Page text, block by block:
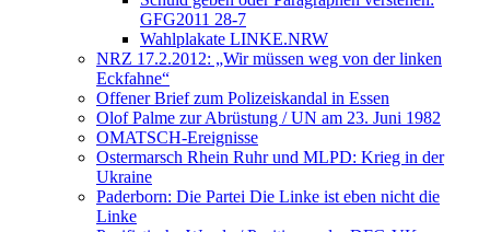
GFG2011 28-7
Wahlplakate LINKE.NRW
NRZ 17.2.2012: „Wir müssen weg von der linken
Eckfahne“
Offener Brief zum Polizeiskandal in Essen
Olof Palme zur Abrüstung / UN am 23. Juni 1982
OMATSCH-Ereignisse
Ostermarsch Rhein Ruhr und MLPD: Krieg in der
Ukraine
Paderborn: Die Partei Die Linke ist eben nicht die
Linke